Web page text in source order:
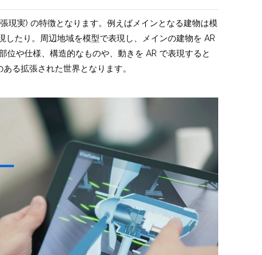
現実) の特徴となります。例えばメインとなる建物は模
したり。周辺地域を模型で表現し、メインの建物を AR
位や仕様、構造的なものや、動きを AR で表現すると
る拡張された世界となります。